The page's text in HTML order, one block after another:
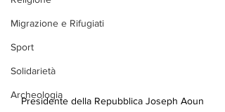
Migrazione e Rifugiati
Sport
Solidarietà
Archeologia
Presidente della Repubblica Joseph Aoun